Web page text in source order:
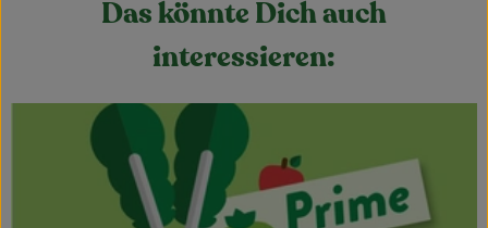
Das könnte Dich auch
interessieren: